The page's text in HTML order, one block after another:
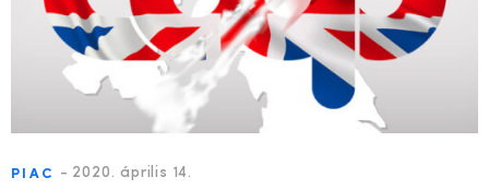
PIAC - 2020. április 14.